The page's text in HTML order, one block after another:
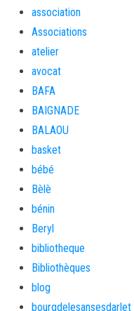
association
Associations
atelier
avocat
BAFA
BAIGNADE
BALAOU
basket
bébé
Bèlè
bénin
Beryl
bibliotheque
Bibliothèques
blog
bourgdelesansesdarlet